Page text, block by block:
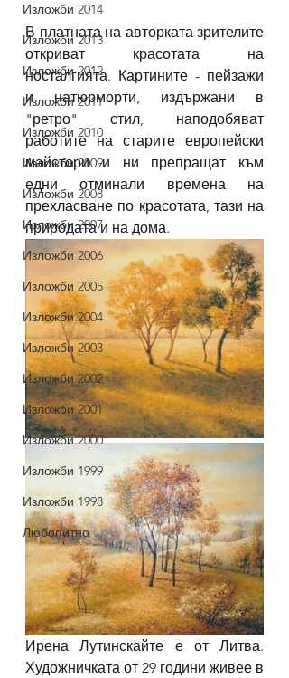
Изложби 2014
Изложби 2013
Изложби 2012
Изложби 2011
Изложби 2010
Изложби 2009
Изложби 2008
Изложби 2007
Изложби 2006
Изложби 2005
Изложби 2004
Изложби 2003
Изложби 2002
Изложби 2001
Изложби 2000
Изложби 1999
Изложби 1998
Любопитно
В платната на авторката зрителите
откриват красотата на
носталгията. Картините - пейзажи
и натюрморти, издържани в
"ретро" стил, наподобяват
работите на старите европейски
майстори и ни препращат към
едни отминали времена на
прехласване по красотата, тази на
природата и на дома.
Ирена Лутинскайте е от Литва.
Художничката от 29 години живее в